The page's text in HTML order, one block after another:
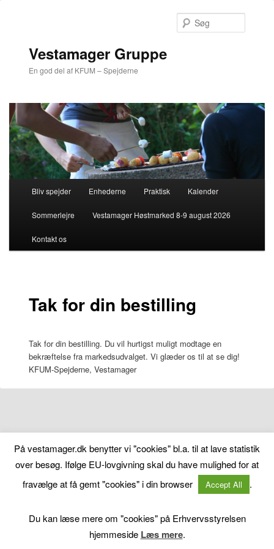
Vestamager Gruppe
En god del af KFUM – Spejderne
Fortsæt
til
primært
Bliv spejder Enhederne Praktisk Kalender
Sommerlejre Vestamager Høstmarked 8-9 august 2026
Kontakt os
Tak for din bestilling
Tak for din bestilling. Du vil hurtigst muligt modtage en
bekræftelse fra markedsudvalget. Vi glæder os til at se dig!
KFUM-Spejderne, Vestamager
På vestamager.dk benytter vi "cookies" bl.a. til at lave statistik
over besøg. Ifølge EU-lovgivning skal du have mulighed for at
fravælge at få gemt "cookies" i din browser
Accept All .
Du kan læse mere om "cookies" på Erhvervsstyrelsen
hjemmeside Læs mere.